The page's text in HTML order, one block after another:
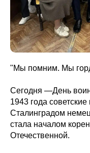
"Мы помним. Мы
Сегодня —День
1943 года
Сталинградом
стала началом
Отечественной.